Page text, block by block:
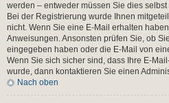
werden – entweder müssen Sie dies
Bei der Registrierung wurde Ihnen
nicht. Wenn Sie eine E-Mail erhalten
Anweisungen. Ansonsten prüfen Sie, ob
eingegeben haben oder die E-Mail von
Wenn Sie sich sicher sind, dass Ihre E-
wurde, dann kontaktieren Sie einen
Nach oben